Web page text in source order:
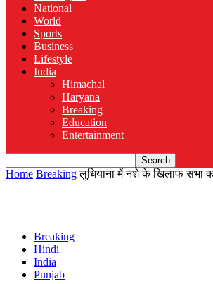
National
World
Sports
Business
Lifestyle
India
Himachal
Haryana
Breaking
Education
Entertainment
Home Breaking लुधियाना में नशे के खिलाफ सभा
Breaking
Hindi
India
Punjab